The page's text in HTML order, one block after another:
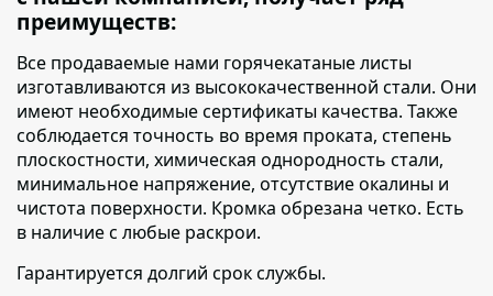
преимуществ:
Все продаваемые нами горячекатаные листы
изготавливаются из высококачественной стали. Они
имеют необходимые сертификаты качества. Также
соблюдается точность во время проката, степень
плоскостности, химическая однородность стали,
минимальное напряжение, отсутствие окалины и
чистота поверхности. Кромка обрезана четко. Есть
в наличие с любые раскрои.
Гарантируется долгий срок службы.